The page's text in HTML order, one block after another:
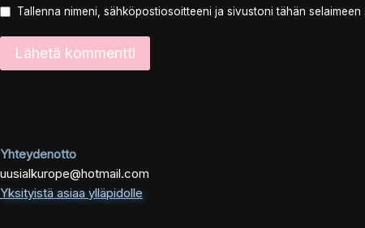
Tallenna nimeni, sähköpostiosoitteeni ja sivustoni tähän
Yhteydenotto
uusialkurope@hotmail.com
Yksityistä asiaa ylläpidolle